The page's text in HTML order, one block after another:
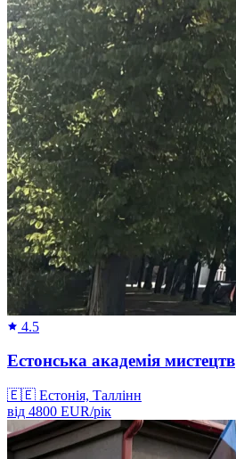
4.5
Естонська академія мистецтв
🇪🇪 Естонія, Таллінн
від 4800 EUR/рік